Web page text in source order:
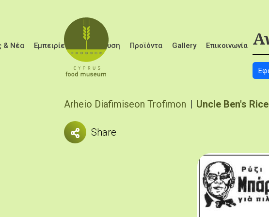
& Νέα Εμπειρίες Εκπαίδευση Προϊόντα Gallery Επικοινωνία
Breadcrumb
Arheio Diafimiseon Trofimon Uncle Ben's Rice
Share